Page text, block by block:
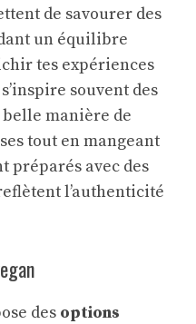
de savourer des
un équilibre
tes expériences
souvent des
belle manière de
tout en mangeant
préparés avec des
l’authenticité
des options